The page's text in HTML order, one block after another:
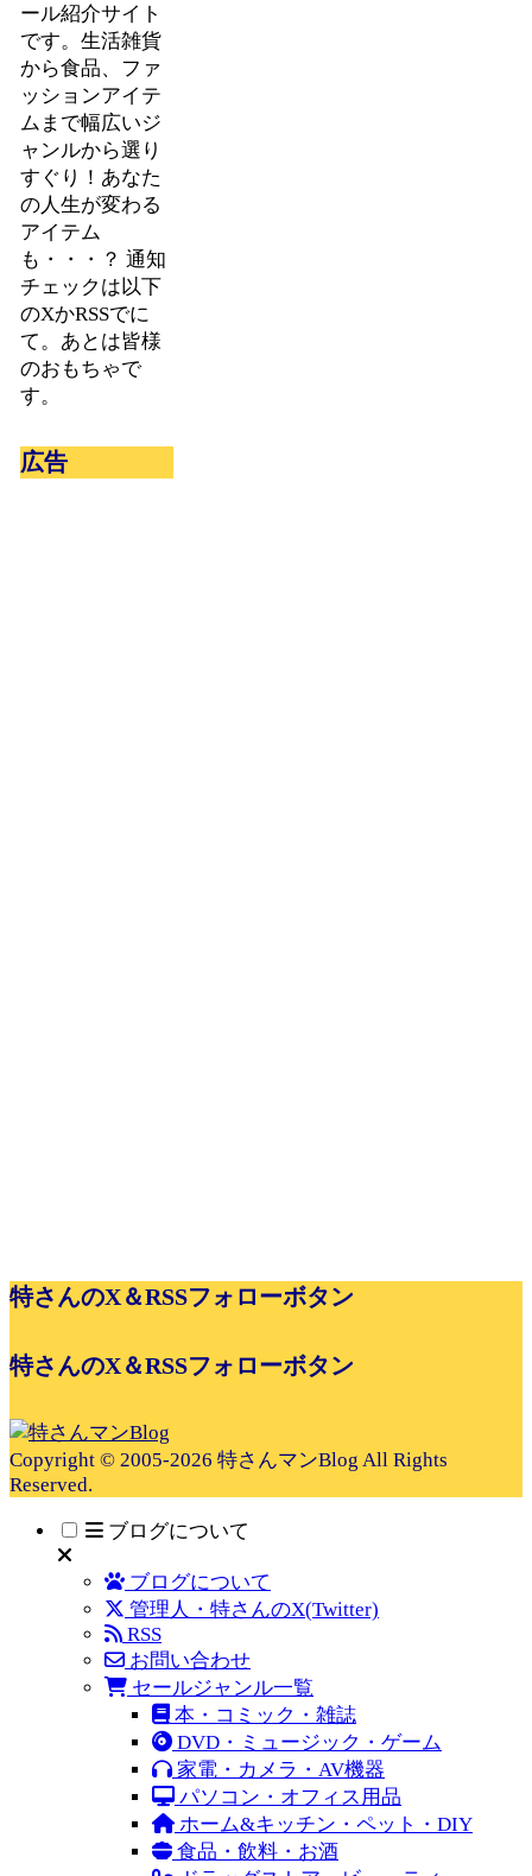
ール紹介サイト
です。生活雑貨
から食品、ファ
ッションアイテ
ムまで幅広いジ
ャンルから選り
すぐり！あなた
の人生が変わる
アイテム
も・・・？ 通知
チェックは以下
のXかRSSでに
て。あとは皆様
のおもちゃで
す。
広告
特さんのX＆RSSフォローボタン
特さんのX＆RSSフォローボタン
Copyright © 2005-2026 特さんマンBlog All Rights
Reserved.
ブログについて
ブログについて
管理人・特さんのX(Twitter)
RSS
お問い合わせ
セールジャンル一覧
本・コミック・雑誌
DVD・ミュージック・ゲーム
家電・カメラ・AV機器
パソコン・オフィス用品
ホーム&キッチン・ペット・DIY
食品・飲料・お酒